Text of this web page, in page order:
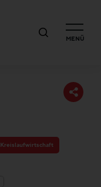
MENÜ
Kreislaufwirtschaft